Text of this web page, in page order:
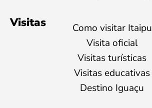
Visitas
Como visitar Itaipu
Visita oficial
Visitas turísticas
Visitas educativas
Destino Iguaçu